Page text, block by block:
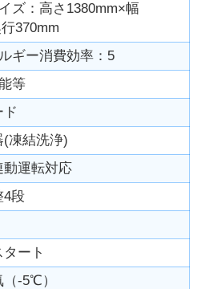
ズ：高さ1380mm×幅
370mm
ギー消費効率：5
等
ド
(凍結洗浄)
動運転対応
4段
タート
（-5℃）